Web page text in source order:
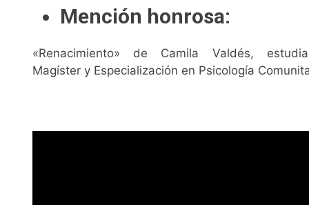
Mención honrosa:
«Renacimiento» de Camila Valdés,
Magíster y Especialización en Psicología